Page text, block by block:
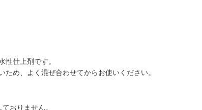
仕上剤です。
め、よく混ぜ合わせてからお使いください。
おりません。